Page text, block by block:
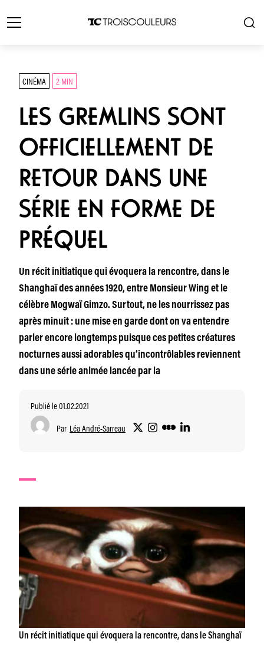
CINÉMA 2 MIN
LES GREMLINS SONT
OFFICIELLEMENT DE
RETOUR DANS UNE
SÉRIE EN FORME DE
PRÉQUEL
Un récit initiatique qui évoquera la rencontre, dans le
Shanghaï des années 1920, entre Monsieur Wing et le
célèbre Mogwaï Gimzo. Surtout, ne les nourrissez pas
après minuit : une mise en garde dont on va entendre
parler encore longtemps puisque ces petites créatures
nocturnes aussi adorables qu’incontrôlables reviennent
dans une série animée lancée par la
Publié le 01.02.2021
Par Léa André-Sarreau
Un récit initiatique qui évoquera la rencontre, dans le Shanghaï